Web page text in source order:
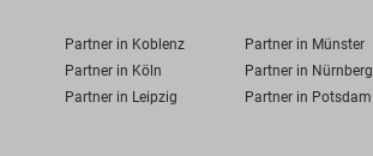
Partner in Koblenz
Partner in Münster
Partner in Köln
Partner in Nürnberg
Partner in Leipzig Partner in Potsdam